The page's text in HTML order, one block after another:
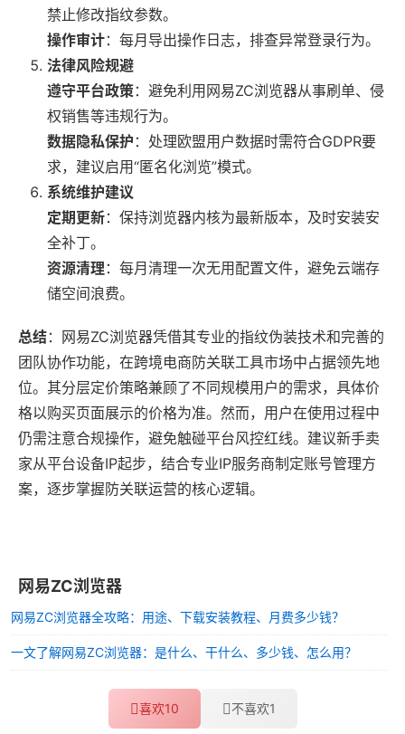
禁止修改指纹参数。
操作审计：每月导出操作日志，排查异常登录行为。
法律风险规避
遵守平台政策：避免利用网易ZC浏览器从事刷单、侵
权销售等违规行为。
数据隐私保护 ：处理欧盟用户数据时需符合GDPR要
求，建议启用“匿名化浏览”模式。
系统维护建议
定期更新：保持浏览器内核为最新版本，及时安装安
全补丁。
资源清理 ：每月清理一次无用配置文件，避免云端存
储空间浪费。
总结：网易ZC浏览器凭借其专业的指纹伪装技术和完善的
团队协作功能，在跨境电商防关联工具市场中占据领先地
位。其分层定价策略兼顾了不同规模用户的需求，具体价
格以购买页面展示的价格为准。然而，用户在使用过程中
仍需注意合规操作，避免触碰平台风控红线。建议新手卖
家从平台设备IP起步，结合专业IP服务商制定账号管理方
案，逐步掌握防关联运营的核心逻辑。
网易ZC浏览器
网易ZC浏览器全攻略：用途、下载安装教程、月费多少钱？
一文了解网易ZC浏览器：是什么、干什么、多少钱、怎么用？
喜欢10 不喜欢1